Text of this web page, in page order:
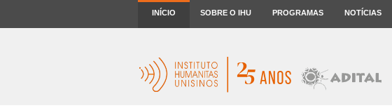
INÍCIO SOBRE O IHU PROGRAMAS NOTÍCIAS